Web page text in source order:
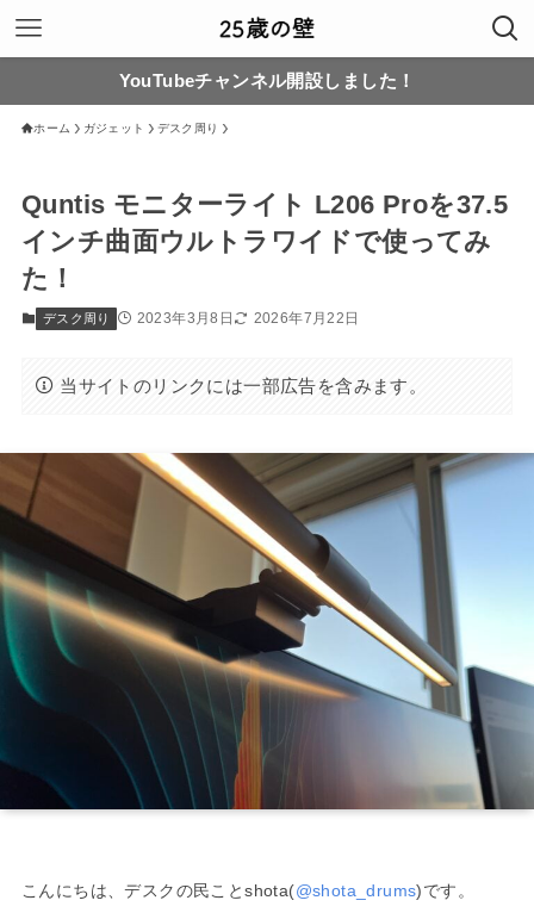
YouTubeチャンネル開設しました！
ホーム ガジェット デスク周り
Quntis モニターライト L206 Proを37.5
インチ曲面ウルトラワイドで使ってみ
た！
デスク周り 2023年3月8日 2026年7月22日
当サイトのリンクには一部広告を含みます。
こんにちは、デスクの民ことshota(@shota_drums)です。